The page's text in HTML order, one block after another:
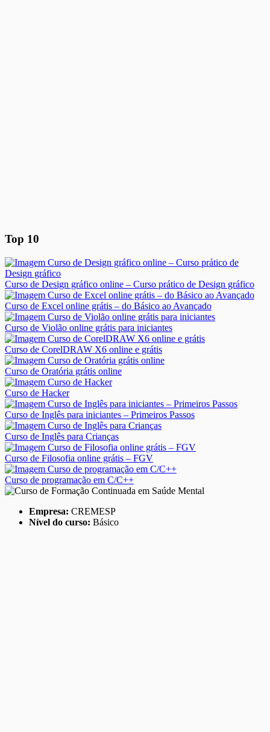
Top 10
Curso de Design gráfico online – Curso prático de Design gráfico
Curso de Excel online grátis – do Básico ao Avançado
Curso de Violão online grátis para iniciantes
Curso de CorelDRAW X6 online e grátis
Curso de Oratória grátis online
Curso de Hacker
Curso de Inglês para iniciantes – Primeiros Passos
Curso de Inglês para Crianças
Curso de Filosofia online grátis – FGV
Curso de programação em C/C++
Empresa: CREMESP
Nível do curso: Básico